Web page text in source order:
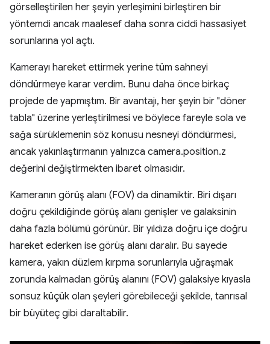
görselleştirilen her şeyin yerleşimini birleştiren bir
yöntemdi ancak maalesef daha sonra ciddi hassasiyet
sorunlarına yol açtı.
Kamerayı hareket ettirmek yerine tüm sahneyi
döndürmeye karar verdim. Bunu daha önce birkaç
projede de yapmıştım. Bir avantajı, her şeyin bir "döner
tabla" üzerine yerleştirilmesi ve böylece fareyle sola ve
sağa sürüklemenin söz konusu nesneyi döndürmesi,
ancak yakınlaştırmanın yalnızca camera.position.z
değerini değiştirmekten ibaret olmasıdır.
Kameranın görüş alanı (FOV) da dinamiktir. Biri dışarı
doğru çekildiğinde görüş alanı genişler ve galaksinin
daha fazla bölümü görünür. Bir yıldıza doğru içe doğru
hareket ederken ise görüş alanı daralır. Bu sayede
kamera, yakın düzlem kırpma sorunlarıyla uğraşmak
zorunda kalmadan görüş alanını (FOV) galaksiye kıyasla
sonsuz küçük olan şeyleri görebileceği şekilde, tanrısal
bir büyüteç gibi daraltabilir.